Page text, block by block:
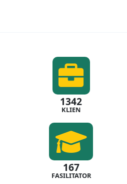
1342
KLIEN
167
FASILITATOR